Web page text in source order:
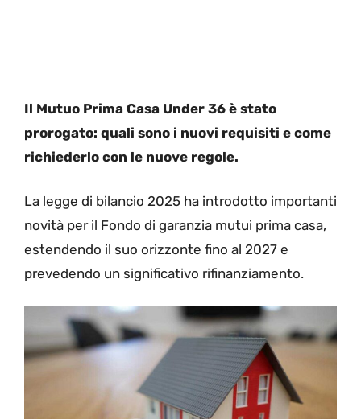
Il Mutuo Prima Casa Under 36 è stato
prorogato: quali sono i nuovi requisiti e come
richiederlo con le nuove regole.
La legge di bilancio 2025 ha introdotto importanti
novità per il Fondo di garanzia mutui prima casa,
estendendo il suo orizzonte fino al 2027 e
prevedendo un significativo rifinanziamento.